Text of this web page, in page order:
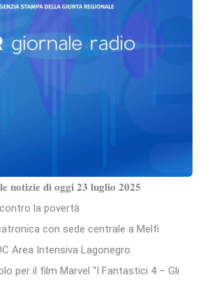
𝐝𝐢 𝐨𝐠𝐠𝐢 𝟐𝟑 𝐥𝐮𝐠𝐥𝐢𝐨 𝟐𝟎𝟐𝟓
la povertà
con sede centrale a Melfi
Area Intensiva Lagonegro
per il film Marvel “I Fantastici 4 – Gli